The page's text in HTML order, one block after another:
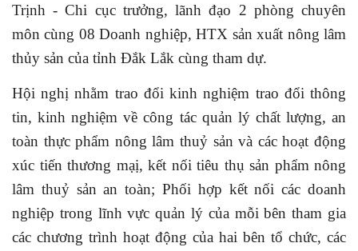
Trịnh - Chi cục trưởng, lãnh đạo 2 phòng chuyên
môn cùng 08 Doanh nghiệp, HTX sản xuất nông lâm
thủy sản của tỉnh Đắk Lắk cùng tham dự.
Hội nghị nhằm trao đổi kinh nghiệm trao đổi thông
tin, kinh nghiệm về công tác quản lý chất lượng, an
toàn thực phẩm nông lâm thuỷ sản và các hoạt động
xúc tiến thương mạị, kết nối tiêu thụ sản phẩm nông
lâm thuỷ sản an toàn; Phối hợp kết nối các doanh
nghiệp trong lĩnh vực quản lý của mỗi bên tham gia
các chương trình hoạt động của hai bên tổ chức, các